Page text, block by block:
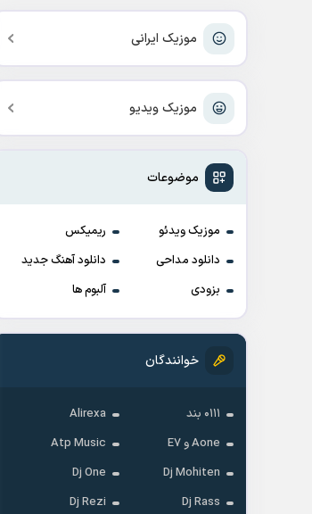
موزیک ایرانی
موزیک ویدیو
موضوعات
موزیک ویدئو
ریمیکس
دانلود مداحی
دانلود آهنگ جدید
بزودی
آلبوم ها
خوانندگان
۰۱۱۱ بند
Alirexa
Aone و E7
Atp Music
Dj Mohiten
Dj One
Dj Rass
Dj Rezi